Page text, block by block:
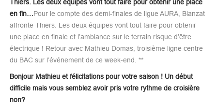
Thiers. Les deux équipes vont tout faire pour obtenir une place
en fin…Pour le compte des demi-finales de ligue AURA, Blanzat
affronte Thiers. Les deux équipes vont tout faire pour obtenir
une place en finale et l’ambiance sur le terrain risque d’être
électrique ! Retour avec Mathieu Domas, troisième ligne centre
du BAC sur l’événement de ce week-end. **
Bonjour Mathieu et félicitations pour votre saison ! Un début
difficile mais vous semblez avoir pris votre rythme de croisière
non?